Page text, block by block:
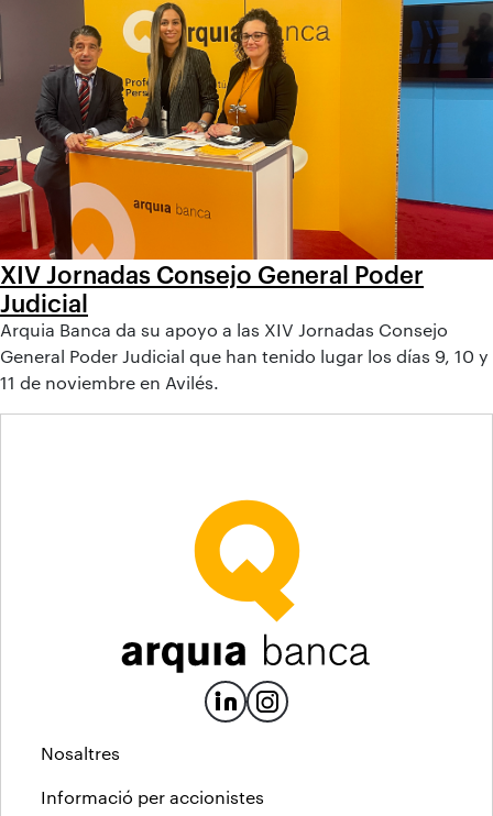
XIV Jornadas Consejo General Poder
Judicial
Arquia Banca da su apoyo a las XIV Jornadas Consejo
General Poder Judicial que han tenido lugar los días 9, 10 y
11 de noviembre en Avilés.
Nosaltres
Informació per accionistes